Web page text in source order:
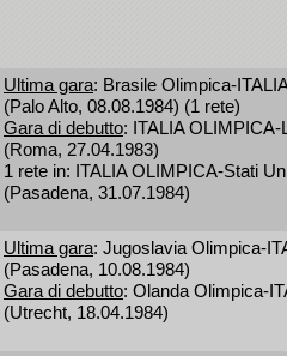
Ultima gara: Brasile Olimpica-
(Palo Alto, 08.08.1984) (1 rete)
Gara di debutto: ITALIA
(Roma, 27.04.1983)
1 rete in: ITALIA OLIMPICA-Stati
(Pasadena, 31.07.1984)
Ultima gara: Jugoslavia Olimpica-
(Pasadena, 10.08.1984)
Gara di debutto: Olanda Olimpica-
(Utrecht, 18.04.1984)